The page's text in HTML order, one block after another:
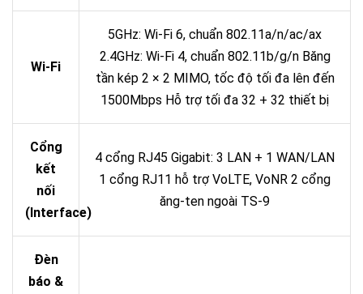
Wi-Fi
5GHz: Wi-Fi 6, chuẩn 802.11a/n/ac/ax
2.4GHz: Wi-Fi 4, chuẩn 802.11b/g/n Băng
tần kép 2 × 2 MIMO, tốc độ tối đa lên đến
1500Mbps Hỗ trợ tối đa 32 + 32 thiết bị
Cổng
kết
nối
(Interface)
4 cổng RJ45 Gigabit: 3 LAN + 1 WAN/LAN
1 cổng RJ11 hỗ trợ VoLTE, VoNR 2 cổng
ăng-ten ngoài TS-9
Đèn
báo &